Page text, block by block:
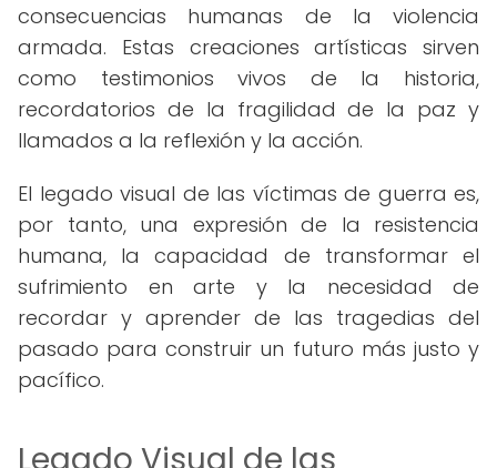
consecuencias humanas de la violencia
armada. Estas creaciones artísticas sirven
como testimonios vivos de la historia,
recordatorios de la fragilidad de la paz y
llamados a la reflexión y la acción.
El legado visual de las víctimas de guerra es,
por tanto, una expresión de la resistencia
humana, la capacidad de transformar el
sufrimiento en arte y la necesidad de
recordar y aprender de las tragedias del
pasado para construir un futuro más justo y
pacífico.